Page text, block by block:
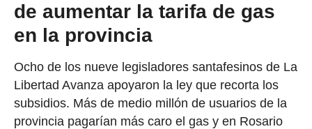
de aumentar la tarifa de gas
en la provincia
Ocho de los nueve legisladores santafesinos de La
Libertad Avanza apoyaron la ley que recorta los
subsidios. Más de medio millón de usuarios de la
provincia pagarían más caro el gas y en Rosario